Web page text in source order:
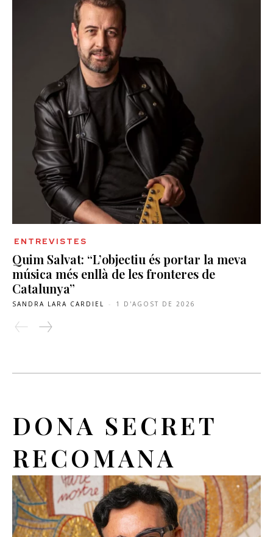
ENTREVISTES
Quim Salvat: “L’objectiu és portar la meva
música més enllà de les fronteres de
Catalunya”
SANDRA LARA CARDIEL - 1 D'AGOST DE 2026
DONA SECRET
RECOMANA